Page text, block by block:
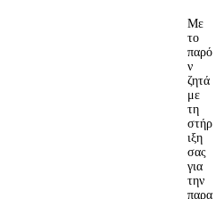
Με
το
παρό
ν
ζητά
με
τη
στήρ
ιξη
σας
για
την
παρα